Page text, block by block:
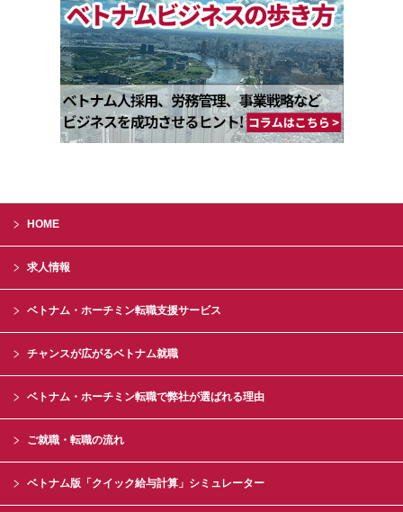
HOME
求人情報
ベトナム・ホーチミン転職支援サービス
チャンスが広がるベトナム就職
ベトナム・ホーチミン転職で弊社が選ばれる理由
ご就職・転職の流れ
ベトナム版「クイック給与計算」シミュレーター